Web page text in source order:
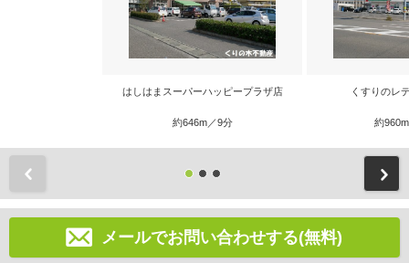
はしはまスーパーハッピープラザ店
約646m／9分
くすりのレ
約
メールでお問い合わせする(無料)